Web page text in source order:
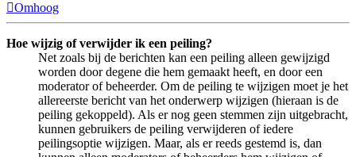
Omhoog
Hoe wijzig of verwijder ik een peiling?
Net zoals bij de berichten kan een peiling alleen gewijzigd
worden door degene die hem gemaakt heeft, en door een
moderator of beheerder. Om de peiling te wijzigen moet je het
allereerste bericht van het onderwerp wijzigen (hieraan is de
peiling gekoppeld). Als er nog geen stemmen zijn uitgebracht,
kunnen gebruikers de peiling verwijderen of iedere
peilingsoptie wijzigen. Maar, als er reeds gestemd is, dan